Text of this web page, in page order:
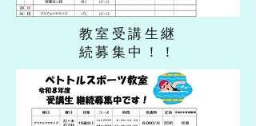
​教室受講生継
続募集中！！